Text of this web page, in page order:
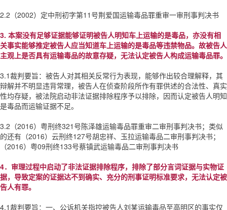
2.2（2002）定中刑初字第11号荆爱国运输毒品罪重审一审刑事判决书
3. 本案没有足够证据能够证明被告人明知车上运输的是毒品，亦没有相
关事实能够推定被告人应当知道车上运输的是毒品等违禁物品。故被告人
主观上是否具有运输毒品的故意存疑，无法认定被告人构成运输毒品罪。
3.1裁判要旨：被告人对其相关反常行为表现，能够作出较合理解释，其
辩解并不明显违背常理，被告人在侦查阶段所作有罪供述的合法性、真实
性均存疑，被法院启动非法证据排除程序予以排除，因而认定被告人明知
是毒品而运输证据不足。
3.2（2016）粤刑终321号陈泽雄运输毒品罪重审二审刑事判决书；类似
的还有（2016）云刑终127号胡忠祥、玉拉运输毒品二审刑事判决书；
（2016）粤09刑终133号蔡镇武运输毒品二审刑事判决书
4．审理过程中启动了非法证据排除程序，排除了部分言词证据与实物证
据，导致定案的证据达不到确实、充分的刑事证明标准要求，无法认定被
告人有罪。
4.1裁判要旨：一、公诉机关指控被告人刘某运输毒品至高明区的事实仅